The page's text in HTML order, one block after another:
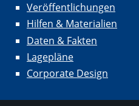
Veröffentlichungen
Hilfen & Materialien
Daten & Fakten
Lagepläne
Corporate Design